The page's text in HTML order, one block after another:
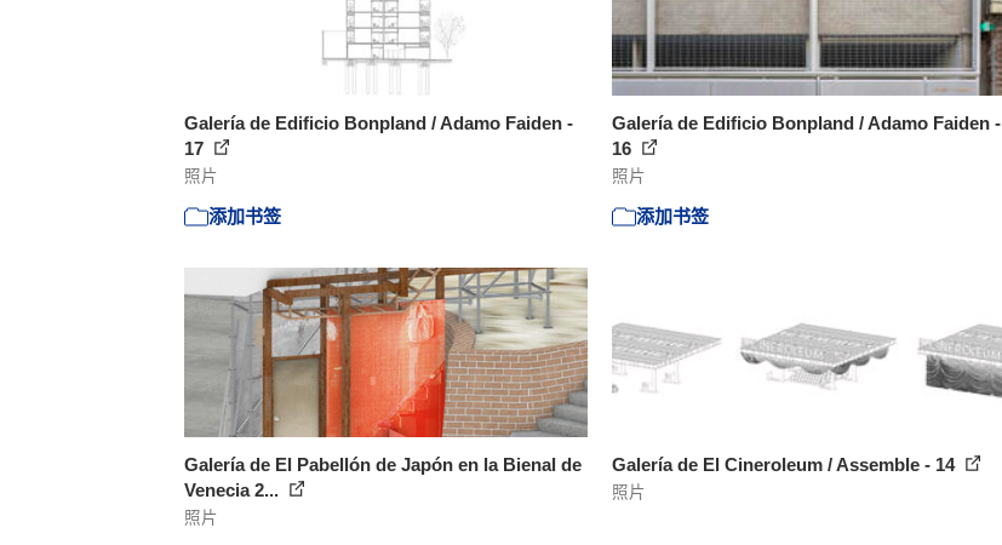
Galería de Edificio Bonpland / Adamo Faiden -
17
照片
添加书签
Galería de Edificio Bonpland / Adamo Faiden -
16
照片
添加书签
Galería de El Pabellón de Japón en la Bienal de
Venecia 2...
照片
Galería de El Cineroleum / Assemble - 14
照片